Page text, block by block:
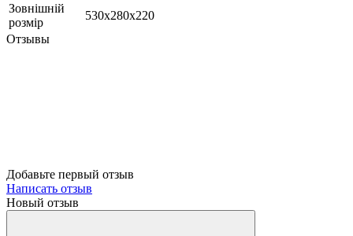
Зовнішній
розмір
530х280х220
Отзывы
Добавьте первый отзыв
Написать отзыв
Новый отзыв